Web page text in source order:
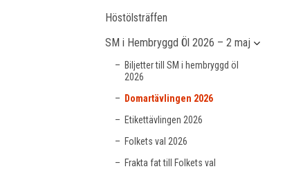
Höstölsträffen
SM i Hembryggd Öl 2026 – 2 maj
Biljetter till SM i hembryggd öl
2026
Domartävlingen 2026
Etikettävlingen 2026
Folkets val 2026
Frakta fat till Folkets val